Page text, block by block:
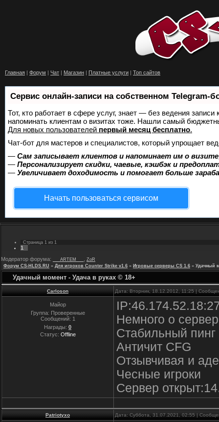
Главная | Форум | Чат | Магазин | Платные услуги | Топ сайтов
Сервис онлайн-записи на собственном Telegram-
Тот, кто работает в сфере услуг, знает — без ведения
напоминать клиентам о визитах тоже. Нашли самый
Для новых пользователей первый месяц бесплатно.
Чат-бот для мастеров и специалистов, который упрощает
— Сам записывает клиентов и напоминает им о
— Персонализирует скидки, чаевые, кэшбэк и
— Увеличивает доходимость и помогает больше
Начать пользоваться сервисом
Страница 1 из 1
1
Модератор форума:
___ARTEM___
ZoR
Форум CS-HLDS.RU » Для игроков Counter Strike v1.6 » Игровые серверы CS 1.6 » Удачный
Удачный момент - Удача в руках © 18+
Carloson Дата: Вторник, 18.12.2012, 11:25 |
Майор
Группа: Проверенные
Сообщений: 1
Награды: 0
Статус: Offline
Немного о
Стабильный
Античит CFG
Отзывчивая и
Чесные игроки
Сервер
Patriotyxo Дата: Суббота, 31.07.2021, 02:55 |